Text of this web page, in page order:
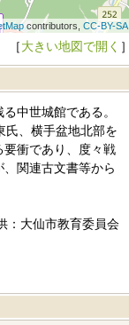
contributors, CC-BY-SA
［大きい地図で開く ］
中世城館である。
氏、横手盆地北部を
衝であり、度々戦
関連古文書等から
：大仙市教育委員会